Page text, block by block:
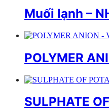
Muối lạnh –
POLYMER
SULPHATE